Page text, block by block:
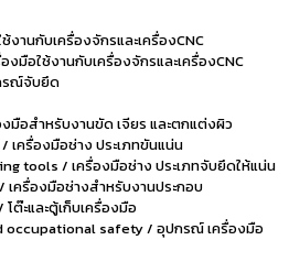
านกับเครื่องจักรและเครื่องCNC
มือใช้งานกับเครื่องจักรและเครื่องCNC
รณ์จับยึด
มือสำหรับงานขัด เจียร และตกแต่งผิว
ครื่องมือช่าง ประเภทขันแน่น
tools / เครื่องมือช่าง ประเภทจับยึดให้แน่น
ครื่องมือช่างสำหรับงานประกอบ
ต๊ะและตู้เก็บเครื่องมือ
occupational safety / อุปกรณ์ เครื่องมือ